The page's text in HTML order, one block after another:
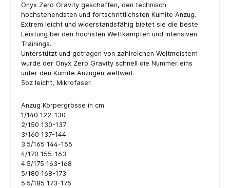
Onyx Zero Gravity geschaffen, den technisch
hochstehendsten und fortschrittlichsten Kumite Anzug.
Extrem leicht und widerstandsfähig bietet sie die beste
Leistung bei den höchsten Wettkämpfen und intensiven
Trainings.
Unterstützt und getragen von zahlreichen Weltmeistern
wurde der Onyx Zero Gravity schnell die Nummer eins
unter den Kumite Anzügen weltweit.
5oz leicht, Mikrofaser.
Anzug Körpergrösse in cm
1/140 122-130
2/150 130-137
3/160 137-144
3.5/165 144-155
4/170 155-163
4.5/175 163-168
5/180 168-173
5.5/185 173-175